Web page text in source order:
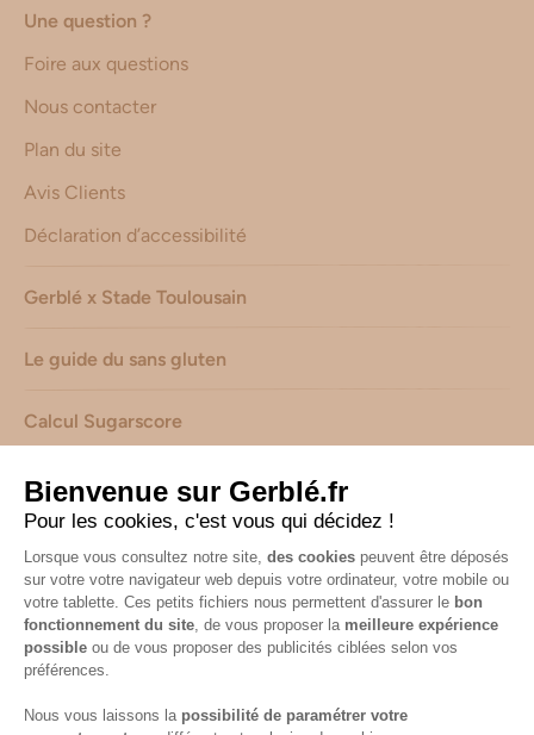
Une question ?
Foire aux questions
Nous contacter
Plan du site
Avis Clients
Déclaration d’accessibilité
Gerblé x Stade Toulousain
Le guide du sans gluten
Calcul Sugarscore
Suivez-nous sur les réseaux !
Mentions légales Consignes de tri de nos emballages
Caractéristiques environnementales de nos emballages